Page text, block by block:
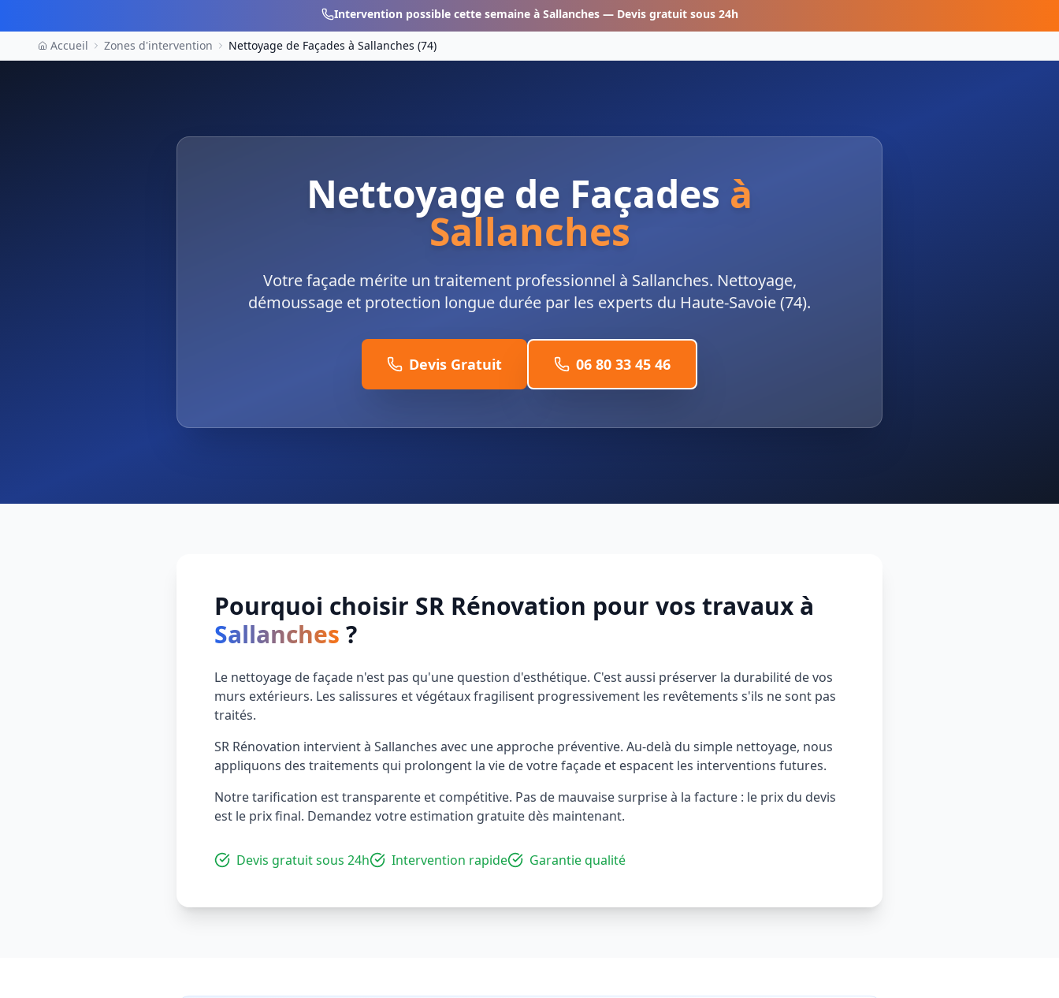
Intervention possible cette semaine à Sallanches— Devis gratuit sous 24h
Accueil Zones d'intervention Nettoyage de Façades à Sallanches (74)
Nettoyage de Façades à
Sallanches
Votre façade mérite un traitement professionnel à Sallanches. Nettoyage,
démoussage et protection longue durée par les experts du Haute-Savoie (74).
Devis Gratuit 06 80 33 45 46
Pourquoi choisir SR Rénovation pour vos travaux à
Sallanches ?
Le nettoyage de façade n'est pas qu'une question d'esthétique. C'est aussi préserver la durabilité de vos
murs extérieurs. Les salissures et végétaux fragilisent progressivement les revêtements s'ils ne sont pas
traités.
SR Rénovation intervient à Sallanches avec une approche préventive. Au-delà du simple nettoyage, nous
appliquons des traitements qui prolongent la vie de votre façade et espacent les interventions futures.
Notre tarification est transparente et compétitive. Pas de mauvaise surprise à la facture : le prix du devis
est le prix final. Demandez votre estimation gratuite dès maintenant.
Devis gratuit sous 24h Intervention rapide Garantie qualité